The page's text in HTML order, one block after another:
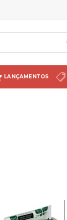
LANÇAMENTOS